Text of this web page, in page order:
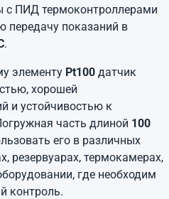
с ПИД термоконтроллерами
передачу показаний в
.
элементу Pt100 датчик
хорошей
и устойчивостью к
часть длиной 100
его в различных
резервуарах, термокамерах,
где необходим
контроль.